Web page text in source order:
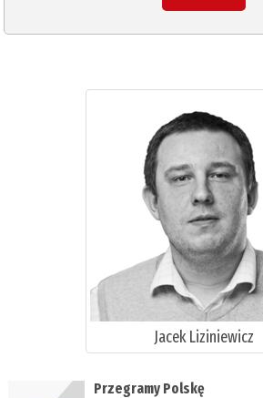
Jacek Liziniewicz
Przegramy Polskę